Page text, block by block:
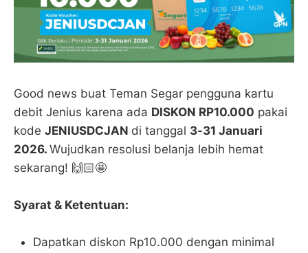
Good news buat Teman Segar pengguna kartu
debit Jenius karena ada DISKON RP10.000 pakai
kode JENIUSDCJAN di tanggal 3-31 Januari
2026. Wujudkan resolusi belanja lebih hemat
sekarang! 🙌🏻🤩
Syarat & Ketentuan:
Dapatkan diskon Rp10.000 dengan minimal